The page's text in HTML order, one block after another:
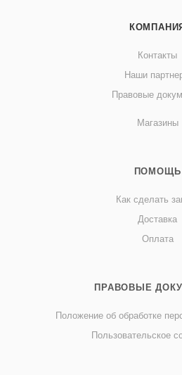
Контакты
Наши
Правовые
Магазины
ПОМОЩЬ
Как сделать
Доставка
Оплата
ПРАВОВЫЕ
Положение об обработке
Пользовательское